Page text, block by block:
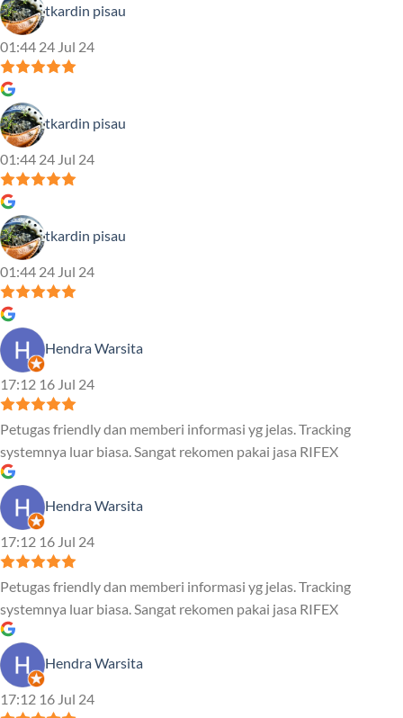
tkardin pisau
01:44 24 Jul 24
tkardin pisau
01:44 24 Jul 24
tkardin pisau
01:44 24 Jul 24
Hendra Warsita
17:12 16 Jul 24
Petugas friendly dan memberi informasi yg jelas. Tracking
systemnya luar biasa. Sangat rekomen pakai jasa RIFEX
Hendra Warsita
17:12 16 Jul 24
Petugas friendly dan memberi informasi yg jelas. Tracking
systemnya luar biasa. Sangat rekomen pakai jasa RIFEX
Hendra Warsita
17:12 16 Jul 24